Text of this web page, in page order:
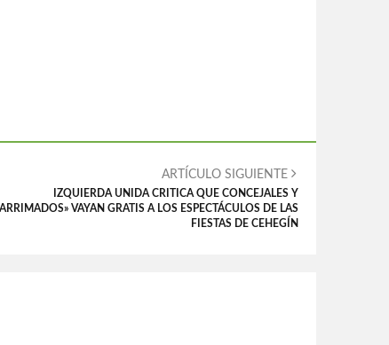
ARTÍCULO SIGUIENTE
IZQUIERDA UNIDA CRITICA QUE CONCEJALES Y
VAYAN GRATIS A LOS ESPECTÁCULOS DE LAS
FIESTAS DE CEHEGÍN